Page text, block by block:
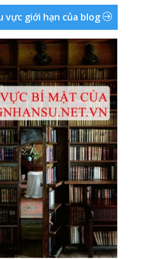
vực giới hạn của blog